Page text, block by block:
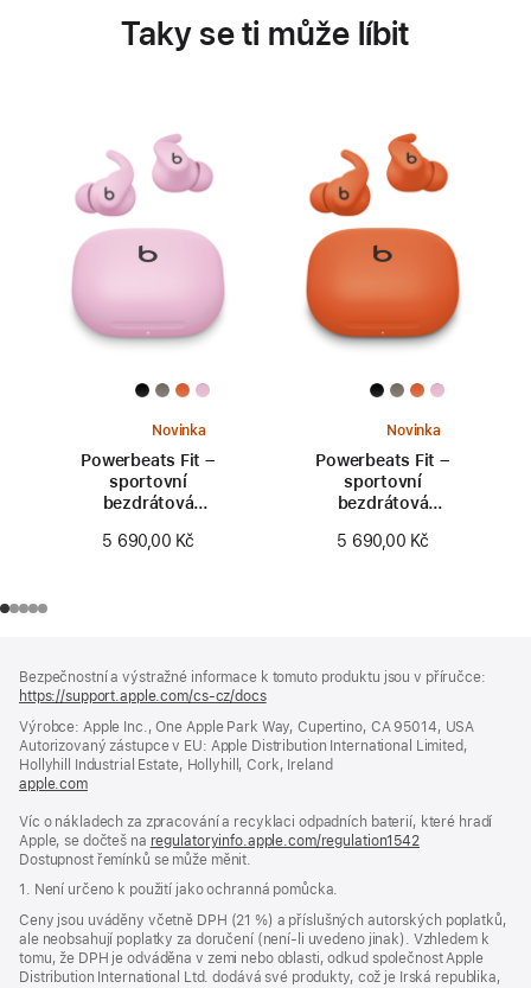
Taky se ti může líbit
Novinka
Powerbeats Fit –
sportovní
bezdrátová
zajištěním v uchu –
5 690,00 Kč
Novinka
Powerbeats Fit –
sportovní
bezdrátová
zajištěním v uchu –
5 690,00 Kč
Bezpečnostní a výstražné informace k tomuto produktu jsou v příručce:
https://support.apple.com/cs-cz/docs(otevře
v novém
okně)
Výrobce: Apple Inc., One Apple Park Way, Cupertino, CA 95014, USA
Autorizovaný zástupce v EU: Apple Distribution International Limited,
Hollyhill Industrial Estate, Hollyhill, Cork, Ireland
apple.com(otevře
v novém
okně)
Víc o nákladech za zpracování a recyklaci odpadních baterií, které hradí
Apple, se dočteš na regulatoryinfo.apple.com/regulation1542(otevře
Dostupnost řemínků se může měnit.
1. Není určeno k použití jako ochranná pomůcka.
Ceny jsou uváděny včetně DPH (21 %) a příslušných autorských poplatků,
ale neobsahují poplatky za doručení (není-li uvedeno jinak). Vzhledem k
tomu, že DPH je odváděna v zemi nebo oblasti, odkud společnost Apple
Distribution International Ltd. dodává své produkty, což je Irská republika,